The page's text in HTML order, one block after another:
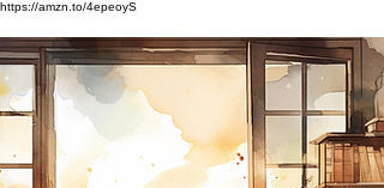
https://amzn.to/4epeoyS